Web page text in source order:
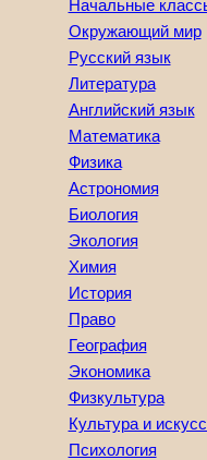
Начальные
Окружающий мир
Русский язык
Литература
Английский язык
Математика
Физика
Астрономия
Биология
Экология
Химия
История
Право
География
Экономика
Физкультура
Культура и
Психология